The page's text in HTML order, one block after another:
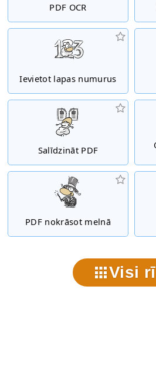
PDF OCR
Ievietot lapas numurus
Salīdzināt PDF
PDF nokrāsot melnā
Visi